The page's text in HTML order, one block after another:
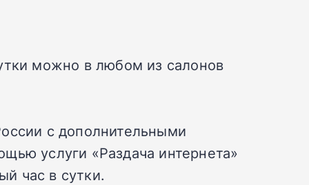
можно в любом из салонов
с дополнительными
услуги «Раздача интернета»
час в сутки.